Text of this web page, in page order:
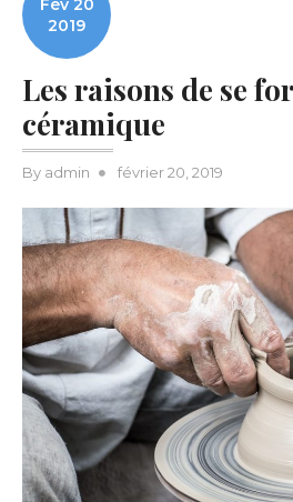
Fév 20
2019
Les raisons de se
céramique
By admin
Posted
février 20, 2019